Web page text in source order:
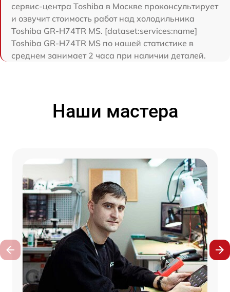
сервис-центра Toshiba в Москве проконсультирует
и озвучит стоимость работ над холодильника
Toshiba GR-H74TR MS. [dataset:services:name]
Toshiba GR-H74TR MS по нашей статистике в
среднем занимает 2 часа при наличии деталей.
Наши мастера